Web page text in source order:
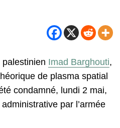
palestinien Imad Barghouti,
de plasma spatial
condamné, lundi 2 mai,
par l’armée